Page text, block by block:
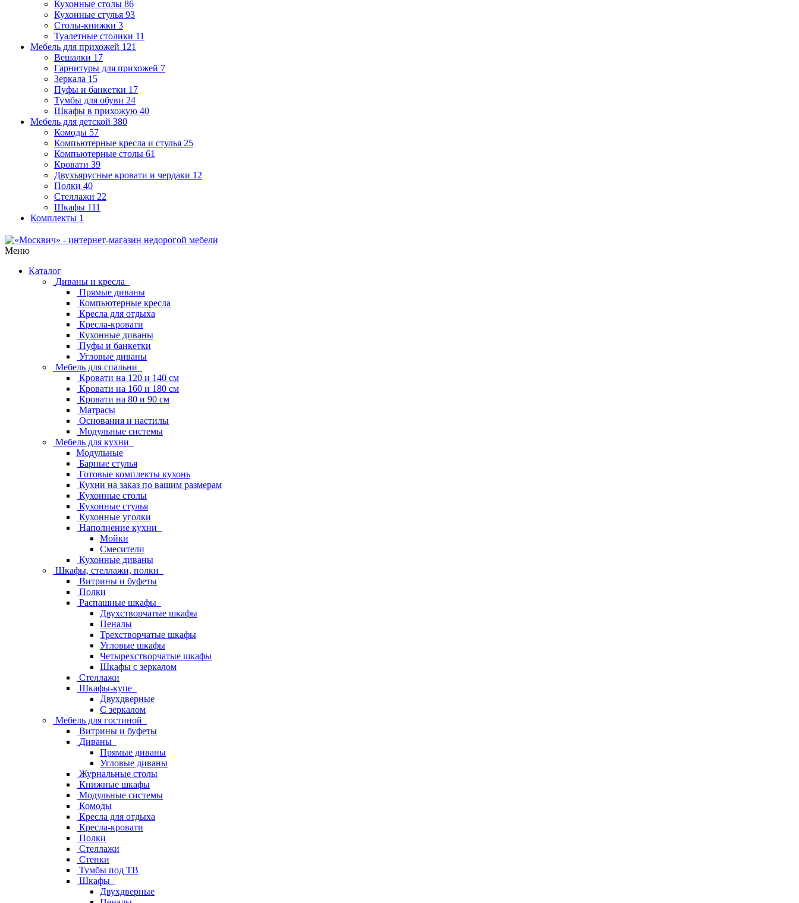
Кухонные столы 86
Кухонные стулья 93
Столы-книжки 3
Туалетные столики 11
Мебель для прихожей 121
Вешалки 17
Гарнитуры для прихожей 7
Зеркала 15
Пуфы и банкетки 17
Тумбы для обуви 24
Шкафы в прихожую 40
Мебель для детской 380
Комоды 57
Компьютерные кресла и стулья 25
Компьютерные столы 61
Кровати 39
Двухъярусные кровати и чердаки 12
Полки 40
Стеллажи 22
Шкафы 111
Комплекты 1
Меню
Каталог
Диваны и кресла
Прямые диваны
Компьютерные кресла
Кресла для отдыха
Кресла-кровати
Кухонные диваны
Пуфы и банкетки
Угловые диваны
Мебель для спальни
Кровати на 120 и 140 см
Кровати на 160 и 180 см
Кровати на 80 и 90 см
Матрасы
Основания и настилы
Модульные системы
Мебель для кухни
Модульные
Барные стулья
Готовые комплекты кухонь
Кухни на заказ по вашим размерам
Кухонные столы
Кухонные стулья
Кухонные уголки
Наполнение кухни
Мойки
Смесители
Кухонные диваны
Шкафы, стеллажи, полки
Витрины и буфеты
Полки
Распашные шкафы
Двухстворчатые шкафы
Пеналы
Трехстворчатые шкафы
Угловые шкафы
Четырехстворчатые шкафы
Шкафы с зеркалом
Стеллажи
Шкафы-купе
Двухдверные
С зеркалом
Мебель для гостиной
Витрины и буфеты
Диваны
Прямые диваны
Угловые диваны
Журнальные столы
Книжные шкафы
Модульные системы
Комоды
Кресла для отдыха
Кресла-кровати
Полки
Стеллажи
Стенки
Тумбы под ТВ
Шкафы
Двухдверные